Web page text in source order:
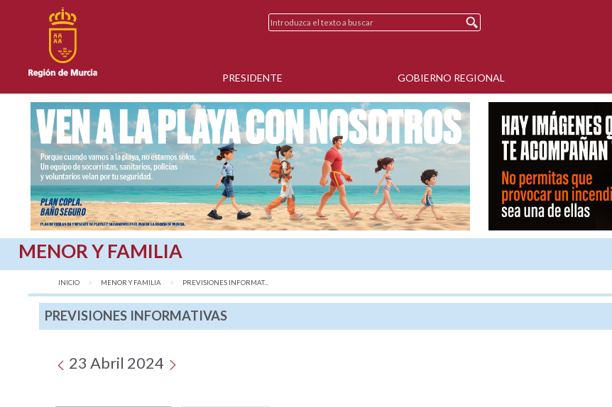
PRESIDENTE GOBIERNO REGIONAL
MENOR Y FAMILIA
INICIO MENOR Y FAMILIA AQUÍ:
PREVISIONES INFORMAT...
PREVISIONES INFORMATIVAS
23 Abril 2024